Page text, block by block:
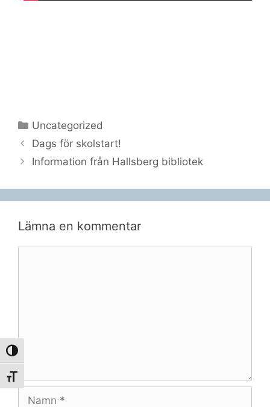
Slå på/av hög kontrast
Slå på/av textstorlek
Kategorier
Uncategorized
Dags för skolstart!
Information från Hallsberg bibliotek
Lämna en kommentar
Namn